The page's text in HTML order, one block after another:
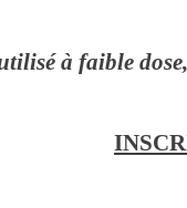
à faible